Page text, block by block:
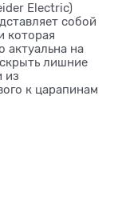
Electric)
собой
которая
актуальна на
лишние
из
к царапинам